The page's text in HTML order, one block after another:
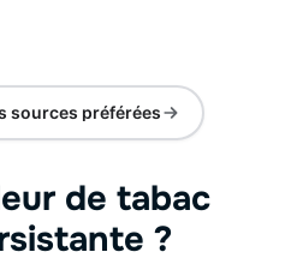
sources préférées
de tabac
?